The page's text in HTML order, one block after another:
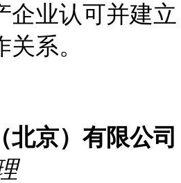
企业认可并建立
系。
北京）有限公司